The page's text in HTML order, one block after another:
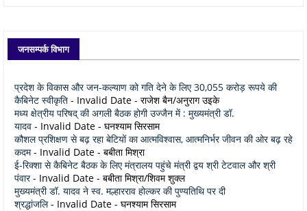
जनसम्पर्क विभाग
प्रदेश के विकास और जन-कल्याण को गति देने के लिए 30,055 करोड़ रूपये की
कैबिनेट स्वीकृति - Invalid Date - राजेश बैन/अनुराग उइके
मध्य क्षेत्रीय परिषद् की अगली बैठक होगी उज्जैन में : मुख्यमंत्री डॉ.
यादव - Invalid Date - घनश्याम सिरसाम
कौशल प्रशिक्षण से बढ़ रहा बेटियों का आत्मविश्वास, आत्मनिर्भर जीवन की ओर बढ़ रहे
कदम- Invalid Date - बबीता मिश्रा
ई-रिक्शा से कैबिनेट बैठक के लिए मंत्रालय पहुंचे मंत्री द्वय श्री टेटवाल और श्री
पंवार- Invalid Date - बबीता मिश्रा/शिवम शुक्ल
मुख्यमंत्री डॉ. यादव ने स्व. मल्हारराव होल्कर की पुण्यतिथि पर दी
श्रद्धांजलि- Invalid Date - घनश्याम सिरसाम